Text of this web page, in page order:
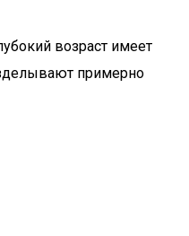
возраст имеет
примерно